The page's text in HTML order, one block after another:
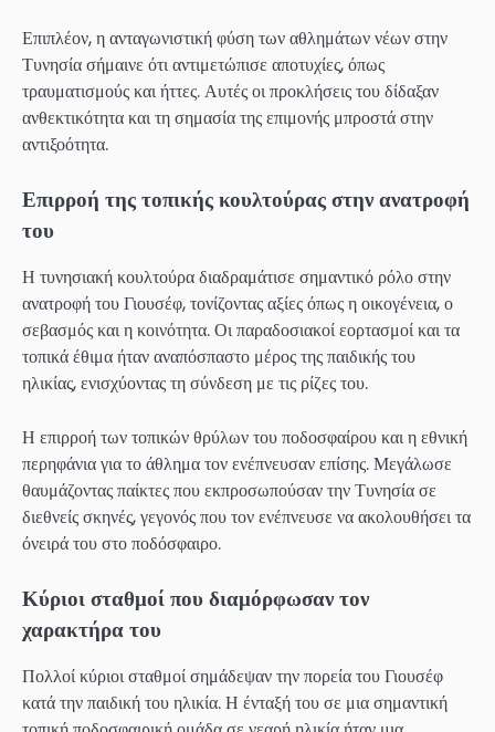
Επιπλέον, η ανταγωνιστική φύση των αθλημάτων νέων στην
Τυνησία σήμαινε ότι αντιμετώπισε αποτυχίες, όπως
τραυματισμούς και ήττες. Αυτές οι προκλήσεις του δίδαξαν
ανθεκτικότητα και τη σημασία της επιμονής μπροστά στην
αντιξοότητα.
Επιρροή της τοπικής κουλτούρας στην ανατροφή
του
Η τυνησιακή κουλτούρα διαδραμάτισε σημαντικό ρόλο στην
ανατροφή του Γιουσέφ, τονίζοντας αξίες όπως η οικογένεια, ο
σεβασμός και η κοινότητα. Οι παραδοσιακοί εορτασμοί και τα
τοπικά έθιμα ήταν αναπόσπαστο μέρος της παιδικής του
ηλικίας, ενισχύοντας τη σύνδεση με τις ρίζες του.
Η επιρροή των τοπικών θρύλων του ποδοσφαίρου και η εθνική
περηφάνια για το άθλημα τον ενέπνευσαν επίσης. Μεγάλωσε
θαυμάζοντας παίκτες που εκπροσωπούσαν την Τυνησία σε
διεθνείς σκηνές, γεγονός που τον ενέπνευσε να ακολουθήσει τα
όνειρά του στο ποδόσφαιρο.
Κύριοι σταθμοί που διαμόρφωσαν τον
χαρακτήρα του
Πολλοί κύριοι σταθμοί σημάδεψαν την πορεία του Γιουσέφ
κατά την παιδική του ηλικία. Η ένταξή του σε μια σημαντική